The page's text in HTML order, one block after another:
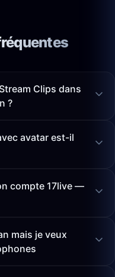
Clips dans
?
avatar est-il
compte 17live —
mais je veux